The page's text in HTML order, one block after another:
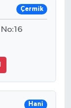
Çermik
Hani